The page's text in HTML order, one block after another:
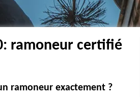
ramoneur certifié
ramoneur exactement ?